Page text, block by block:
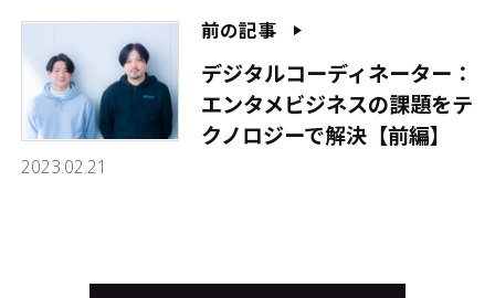
2023.02.21
前の記事
デジタルコーディネーター：
エンタメビジネスの課題をテ
クノロジーで解決【前編】